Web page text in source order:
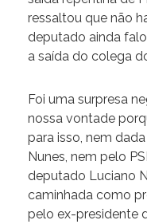
ressaltou que não
deputado ainda
a saída do colega
Foi uma surpresa
nossa vontade
para isso, nem
Nunes, nem pelo
deputado Luciano
caminhada como
pelo ex-presidente